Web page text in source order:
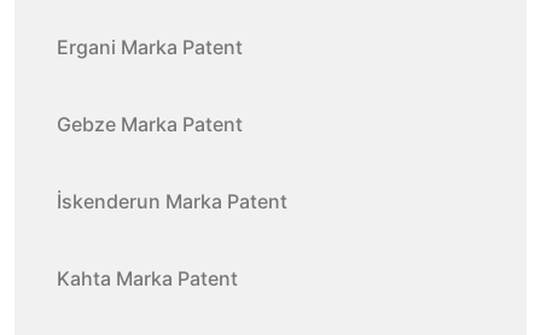
Ergani Marka Patent
Gebze Marka Patent
İskenderun Marka Patent
Kahta Marka Patent